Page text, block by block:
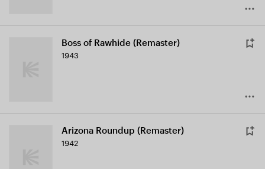
Boss of Rawhide (Remaster)
1943
Arizona Roundup (Remaster)
1942